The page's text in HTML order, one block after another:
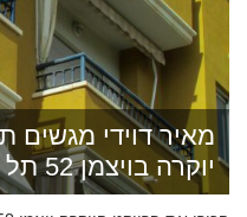
יוקרה בויצמן 52 תל אביב